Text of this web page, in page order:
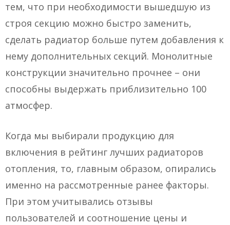
тем, что при необходимости вышедшую из
строя секцию можно быстро заменить,
сделать радиатор больше путем добавления к
нему дополнительных секций. Монолитные
конструкции значительно прочнее – они
способны выдержать приблизительно 100
атмосфер.
Когда мы выбирали продукцию для
включения в рейтинг лучших радиаторов
отопления, то, главным образом, опирались
именно на рассмотренные ранее факторы.
При этом учитывались отзывы
пользователей и соотношение цены и